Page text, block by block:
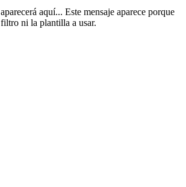
aquí... Este mensaje aparece porque
ni la plantilla a usar.